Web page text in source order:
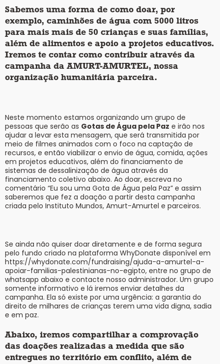
Sabemos uma forma de como doar, por
exemplo, caminhões de água com 5000 litros
para mais mais de 50 crianças e suas famílias,
além de alimentos e apoio a projetos educativos.
Iremos te contar como contribuir através da
campanha da AMURT-AMURTEL, nossa
organização humanitária parceira.
Neste momento estamos organizando um grupo de
pessoas que serão as Gotas de Água pela Paz e irão nos
ajudar a levar esta mensagem, que será transmitida por
meio de filmes animados com o foco na captação de
recursos, e então viabilizar o envio de água, comida, ações
em projetos educativos, além do financiamento de
sistemas de dessalinização de água através da
financiamento coletivo abaixo. Ao doar, escreva no
comentário “Eu sou uma Gota de Água pela Paz” e assim
saberemos que fez a doação a partir desta campanha
criada pelo Instituto Mundos, Amurt-Amurtel e parceiros.
Se ainda não quiser doar diretamente e de forma segura
pelo fundo criado na plataforma WhyDonate disponível em
https://whydonate.com/fundraising/ajuda-a-amurtel-a-
apoiar-familias-palestinianas-no-egipto, entre no grupo de
whatsapp abaixo e contacte nosso administrador. Um grupo
somente informativo e lá iremos enviar detalhes da
campanha. Ela só existe por uma urgência: a garantia do
direito de milhares de crianças terem uma vida digna, sadia
e em paz.
Abaixo, iremos compartilhar a comprovação
das doações realizadas a medida que são
entregues no território em conflito, além de